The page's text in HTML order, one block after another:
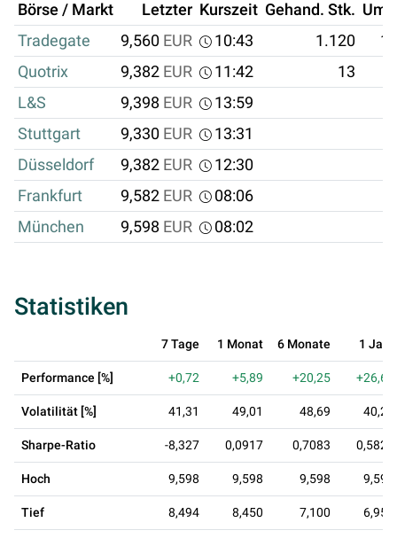
Börse / Markt Letzter Kurszeit Gehand. Stk.
Tradegate
9,560 EUR 10:43 1.120
Quotrix
9,382 EUR 11:42
13
L&S
9,398 EUR
13:59
Stuttgart
9,330 EUR
13:31
Düsseldorf
9,382 EUR
12:30
Frankfurt
9,582 EUR
08:06
München
9,598 EUR 08:02
Statistiken
7 Tage 1 Monat 6 Monate 1 Jahr
Performance [%] +0,72 +5,89 +20,25 +26,62
Volatilität [%] 41,31 49,01 48,69 40,21
Sharpe-Ratio -8,327 0,0917 0,7083 0,5828
Hoch 9,598 9,598 9,598 9,598
Tief 8,494 8,450 7,100 6,950